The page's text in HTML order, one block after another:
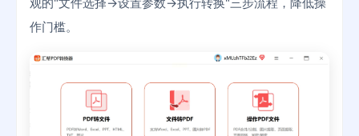
作门槛。